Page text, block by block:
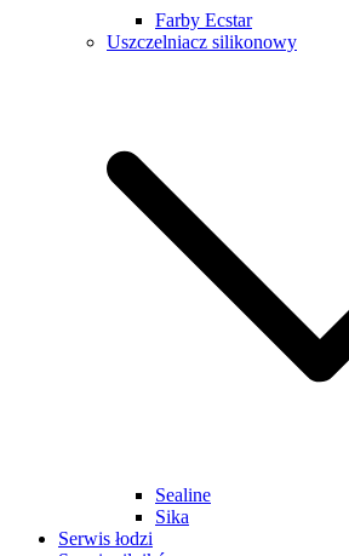
Farby Ecstar
Uszczelniacz silikonowy
Sealine
Sika
Serwis łodzi